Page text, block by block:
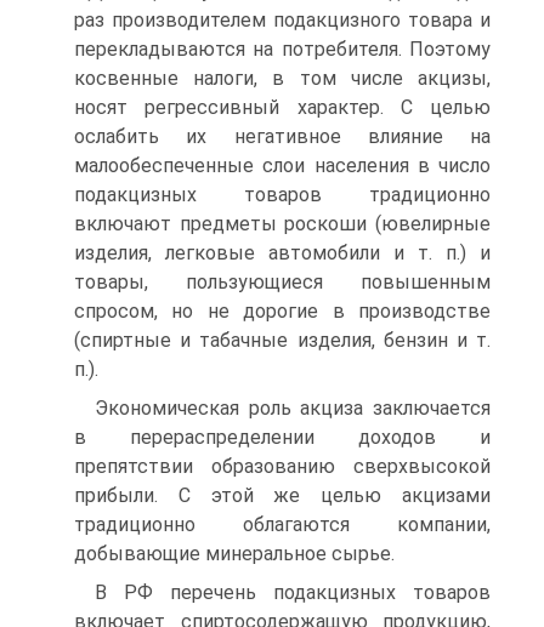
раз производителем подакцизного товара и
перекладываются на потребителя. Поэтому
косвенные налоги, в том числе акцизы,
носят регрессивный характер. С целью
ослабить их негативное влияние на
малообеспеченные слои населения в число
подакцизных товаров традиционно
включают предметы роскоши (ювелирные
изделия, легковые автомобили и т. п.) и
товары, пользующиеся повышенным
спросом, но не дорогие в производстве
(спиртные и табачные изделия, бензин и т.
п.).
Экономическая роль акциза заключается
в перераспределении доходов и
препятствии образованию сверхвысокой
прибыли. С этой же целью акцизами
традиционно облагаются компании,
добывающие минеральное сырье.
В РФ перечень подакцизных товаров
включает спиртосодержащую продукцию,